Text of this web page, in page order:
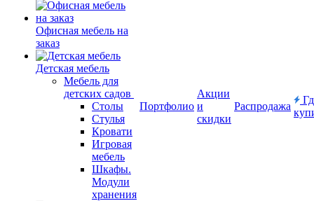
Офисная мебель на
заказ
Детская мебель
Мебель для
детских садов
Столы
Стулья
Кровати
Игровая
мебель
Шкафы.
Модули
хранения
Портфолио
Акции
и
скидки
Распродажа